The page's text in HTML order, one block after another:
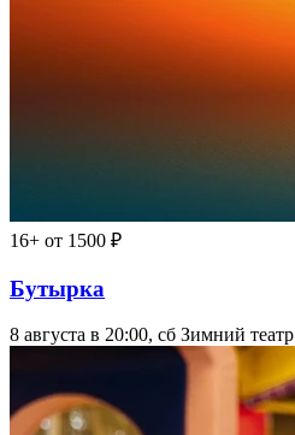
16+ от 1500 ₽
Бутырка
8 августа в 20:00, сб Зимний театр